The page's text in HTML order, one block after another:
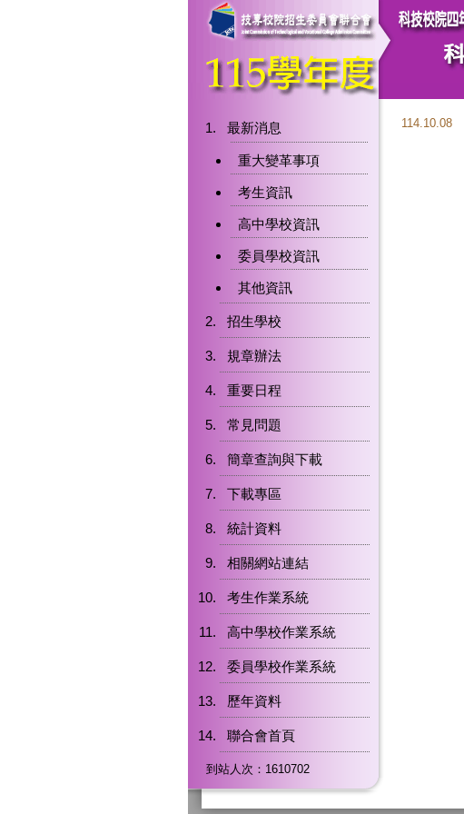
最新消息
重大變革事項
考生資訊
高中學校資訊
委員學校資訊
其他資訊
招生學校
規章辦法
重要日程
常見問題
簡章查詢與下載
下載專區
統計資料
相關網站連結
考生作業系統
高中學校作業系統
委員學校作業系統
歷年資料
聯合會首頁
到站人次：1610702
114.10.08